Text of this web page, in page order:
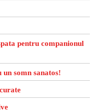
pentru companionul
somn sanatos!